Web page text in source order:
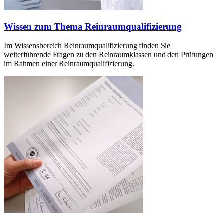
Wissen zum Thema Reinraumqualifizierung
Im Wissensbereich Reinraumqualifizierung finden Sie
weiterführende Fragen zu den Reinraumklassen und den Prüfungen
im Rahmen einer Reinraumqualifizierung.